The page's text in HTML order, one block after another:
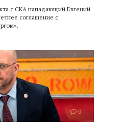
с СКА нападающий Евгений
соглашение с
0